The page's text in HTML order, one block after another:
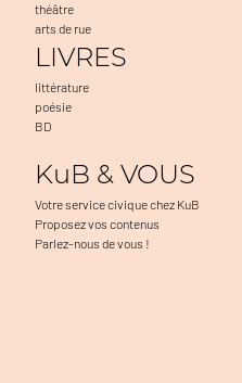
théâtre
arts de rue
LIVRES
littérature
poésie
BD
KuB & VOUS
Votre service civique chez KuB
Proposez vos contenus
Parlez-nous de vous !